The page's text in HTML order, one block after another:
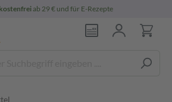
ab 29 € und für E-Rezepte